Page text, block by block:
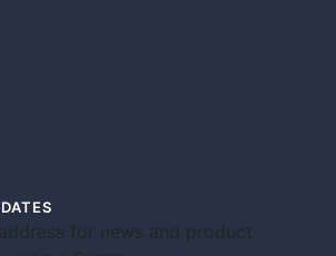
for news and product